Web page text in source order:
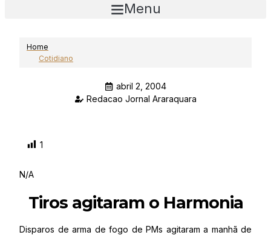
Menu
Home
Cotidiano
abril 2, 2004
Redacao Jornal Araraquara
1
N/A
Tiros agitaram o Harmonia
Disparos de arma de fogo de PMs agitaram a manhã de